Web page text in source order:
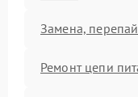
Замена,
Ремонт цепи